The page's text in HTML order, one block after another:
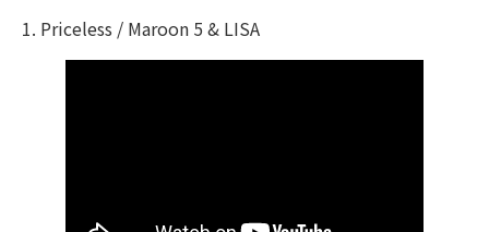
1. Priceless / Maroon 5 & LISA